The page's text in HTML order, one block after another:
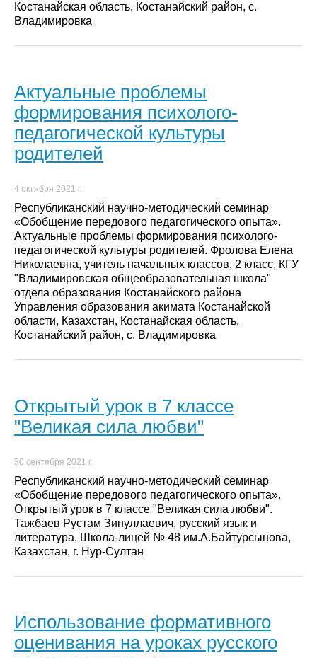
Костанайская область, Костанайский район, с.
Владимировка
Актуальные проблемы
формирования психолого-
педагогической культуры
родителей
4 октября 2021 г.
Республиканский научно-методический семинар
«Обобщение передового педагогического опыта».
Актуальные проблемы формирования психолого-
педагогической культуры родителей. Фролова Елена
Николаевна, учитель начальных классов, 2 класс, КГУ
"Владимировская общеобразовательная школа"
отдела образования Костанайского района
Управления образования акимата Костанайской
области, Казахстан, Костанайская область,
Костанайский район, с. Владимировка
Открытый урок в 7 классе
"Великая сила любви"
30 сентября 2021 г.
Республиканский научно-методический семинар
«Обобщение передового педагогического опыта».
Открытый урок в 7 классе "Великая сила любви".
Тажбаев Рустам Зинуллаевич, русский язык и
литература, Школа-лицей № 48 им.А.Байтурсынова,
Казахстан, г. Нур-Султан
Использование формативного
оценивания на уроках русского